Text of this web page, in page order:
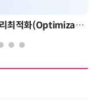
AI 시대의 의사결정을 바꾸는 수리최적화(Optimization): 실제 산업 적용 사례와 활용 전략